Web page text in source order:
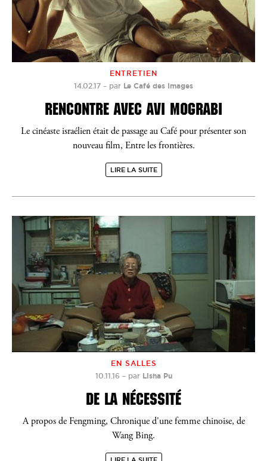
ENTRETIEN
14.02.17 – par Le Café des Images
RENCONTRE AVEC AVI MOGRABI
Le cinéaste israélien était de passage au Café pour présenter son
nouveau film, Entre les frontières.
LIRE LA SUITE
EN SALLES
10.11.16 – par Lisha Pu
DE LA NÉCESSITÉ
A propos de Fengming, Chronique d'une femme chinoise, de
Wang Bing.